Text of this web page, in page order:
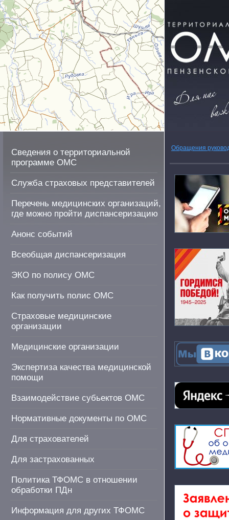
Сведения о территориальной
программе ОМС
Служба страховых представителей
Перечень медицинских организаций,
где можно пройти диспансеризацию
Анонс событий
Всеобщая диспансеризация
ЭКО по полису ОМС
Как получить полис ОМС
Страховые медицинские
организации
Медицинские организации
Экспертиза качества медицинской
помощи
Взаимодействие субьектов ОМС
Нормативные документы по ОМС
Для страхователей
Для застрахованных
Политика ТФОМС в отношении
обработки ПДн
Информация для других ТФОМС
Обращения